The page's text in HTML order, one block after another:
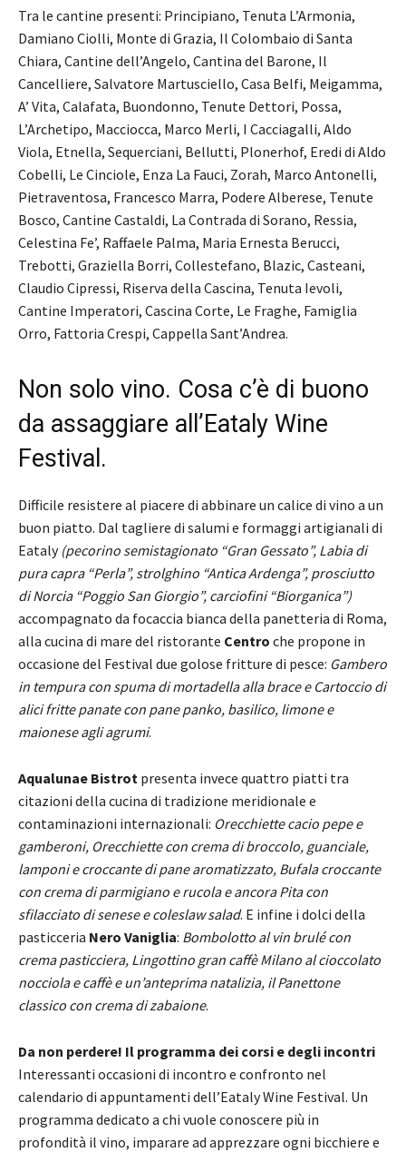
Tra le cantine presenti: Principiano, Tenuta L’Armonia,
Damiano Ciolli, Monte di Grazia, Il Colombaio di Santa
Chiara, Cantine dell’Angelo, Cantina del Barone, Il
Cancelliere, Salvatore Martusciello, Casa Belfi, Meigamma,
A’ Vita, Calafata, Buondonno, Tenute Dettori, Possa,
L’Archetipo, Macciocca, Marco Merli, I Cacciagalli, Aldo
Viola, Etnella, Sequerciani, Bellutti, Plonerhof, Eredi di Aldo
Cobelli, Le Cinciole, Enza La Fauci, Zorah, Marco Antonelli,
Pietraventosa, Francesco Marra, Podere Alberese, Tenute
Bosco, Cantine Castaldi, La Contrada di Sorano, Ressia,
Celestina Fe’, Raffaele Palma, Maria Ernesta Berucci,
Trebotti, Graziella Borri, Collestefano, Blazic, Casteani,
Claudio Cipressi, Riserva della Cascina, Tenuta Ievoli,
Cantine Imperatori, Cascina Corte, Le Fraghe, Famiglia
Orro, Fattoria Crespi, Cappella Sant’Andrea.
Non solo vino. Cosa c’è di buono
da assaggiare all’Eataly Wine
Festival.
Difficile resistere al piacere di abbinare un calice di vino a un
buon piatto. Dal tagliere di salumi e formaggi artigianali di
Eataly(pecorino semistagionato “Gran Gessato”, Labia di
pura capra “Perla”, strolghino “Antica Ardenga”, prosciutto
di Norcia “Poggio San Giorgio”, carciofini “Biorganica”)
accompagnato da focaccia bianca della panetteria di Roma,
alla cucina di mare del ristorante Centro che propone in
occasione del Festival due golose fritture di pesce: Gambero
in tempura con spuma di mortadella alla brace e Cartoccio di
alici fritte panate con pane panko, basilico, limone e
maionese agli agrumi.
Aqualunae Bistrot presenta invece quattro piatti tra
citazioni della cucina di tradizione meridionale e
contaminazioni internazionali: Orecchiette cacio pepe e
gamberoni, Orecchiette con crema di broccolo, guanciale,
lamponi e croccante di pane aromatizzato, Bufala croccante
con crema di parmigiano e rucola e ancora Pita con
sfilacciato di senese e coleslaw salad. E infine i dolci della
pasticceria Nero Vaniglia: Bombolotto al vin brulé con
crema pasticciera, Lingottino gran caffè Milano al cioccolato
nocciola e caffè e un’anteprima natalizia, il Panettone
classico con crema di zabaione.
Da non perdere! Il programma dei corsi e degli incontri
Interessanti occasioni di incontro e confronto nel
calendario di appuntamenti dell’Eataly Wine Festival. Un
programma dedicato a chi vuole conoscere più in
profondità il vino, imparare ad apprezzare ogni bicchiere e